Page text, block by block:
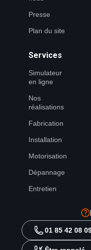
Presse
Plan du site
Services
Simulateur
en ligne
Nos
réalisations
Fabrication
Installation
Motorisation
Dépannage
Entretien
01 85 42 08